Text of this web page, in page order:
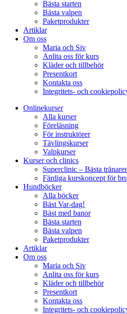
Bästa starten
Bästa valpen
Paketprodukter
Artiklar
Om oss
Maria och Siv
Anlita oss för kurs
Kläder och tillbehör
Presentkort
Kontakta oss
Integritets- och
Onlinekurser
Alla kurser
Föreläsning
För instruktörer
Tävlingskurser
Valpkurser
Kurser och clinics
Superclinic – Bästa
Färdiga kurskoncept för
Hundböcker
Alla böcker
Bäst Var-dag!
Bäst med banor
Bästa starten
Bästa valpen
Paketprodukter
Artiklar
Om oss
Maria och Siv
Anlita oss för kurs
Kläder och tillbehör
Presentkort
Kontakta oss
Integritets- och